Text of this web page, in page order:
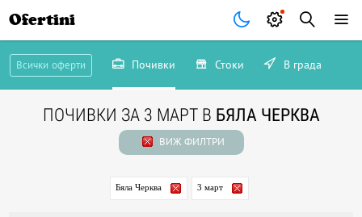
Ofertini
Всички оферти Почивки Стоки В града
ПОЧИВКИ ЗА 3 МАРТ В БЯЛА ЧЕРКВА
ВИЖ ФИЛТРИ
Бяла Черква 3 март